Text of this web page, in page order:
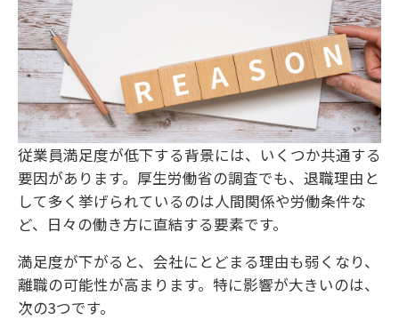
従業員満足度が低下する背景には、いくつか共通する
要因があります。厚生労働省の調査でも、退職理由と
して多く挙げられているのは人間関係や労働条件な
ど、日々の働き方に直結する要素です。
満足度が下がると、会社にとどまる理由も弱くなり、
離職の可能性が高まります。特に影響が大きいのは、
次の3つです。